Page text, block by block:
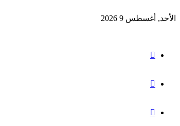
الأحد, أغسطس 9 2026